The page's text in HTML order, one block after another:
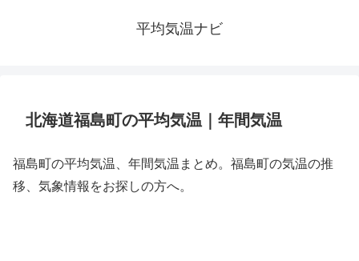
平均気温ナビ
北海道福島町の平均気温｜年間気温
福島町の平均気温、年間気温まとめ。福島町の気温の推
移、気象情報をお探しの方へ。